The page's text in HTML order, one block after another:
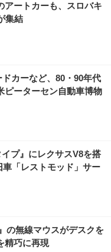
アートカーも、スロバキ
集結
カーなど、80・90年代
ーターセン自動車博物
プ』にレクサスV8を搭
「レストモッド」サー
の無線マウスがデスクを
精巧に再現